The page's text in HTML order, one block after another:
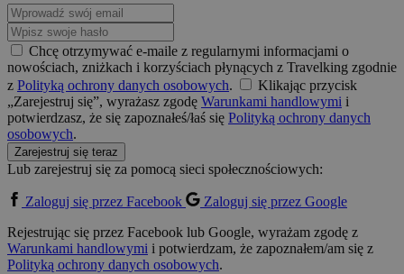
Chcę otrzymywać e-maile z regularnymi informacjami o
nowościach, zniżkach i korzyściach płynących z Travelking zgodnie
z Polityką ochrony danych osobowych.
Klikając przycisk
„Zarejestruj się”, wyrażasz zgodę Warunkami handlowymi i
potwierdzasz, że się zapoznałeś/łaś się Polityką ochrony danych
osobowych.
Zarejestruj się teraz
Lub zarejestruj się za pomocą sieci społecznościowych:
Zaloguj się przez Facebook
Zaloguj się przez Google
Rejestrując się przez Facebook lub Google, wyrażam zgodę z
Warunkami handlowymi i potwierdzam, że zapoznałem/am się z
Polityką ochrony danych osobowych.